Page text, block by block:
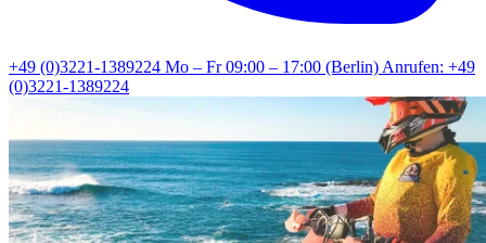
+49 (0)3221-1389224 Mo – Fr 09:00 – 17:00 (Berlin)Anrufen: +49
(0)3221-1389224